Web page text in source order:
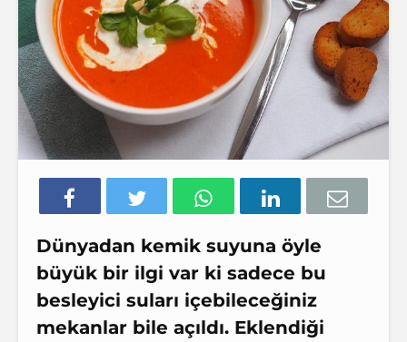
Dünyadan kemik suyuna öyle
büyük bir ilgi var ki sadece bu
besleyici suları içebileceğiniz
mekanlar bile açıldı. Eklendiği